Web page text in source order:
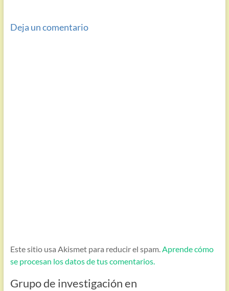
Deja un comentario
Este sitio usa Akismet para reducir el spam.Aprende cómo
se procesan los datos de tus comentarios.
Grupo de investigación en